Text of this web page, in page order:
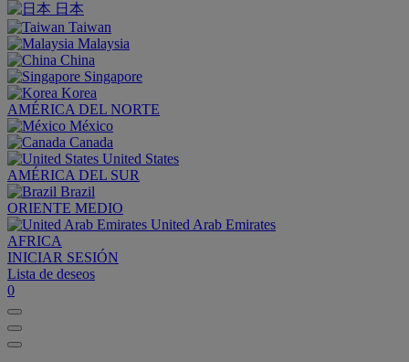
日本
Taiwan
Malaysia
China
Singapore
Korea
AMÉRICA DEL NORTE
México
Canada
United States
AMÉRICA DEL SUR
Brazil
ORIENTE MEDIO
United Arab Emirates
AFRICA
INICIAR SESIÓN
Lista de deseos
0